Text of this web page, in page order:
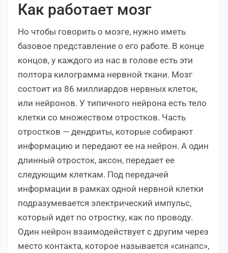
Как работает мозг
Но чтобы говорить о мозге, нужно иметь
базовое представление о его работе. В конце
концов, у каждого из нас в голове есть эти
полтора килограмма нервной ткани. Мозг
состоит из 86 миллиардов нервных клеток,
или нейронов. У типичного нейрона есть тело
клетки со множеством отростков. Часть
отростков — дендриты, которые собирают
информацию и передают ее на нейрон. А один
длинный отросток, аксон, передает ее
следующим клеткам. Под передачей
информации в рамках одной нервной клетки
подразумевается электрический импульс,
который идет по отростку, как по проводу.
Один нейрон взаимодействует с другим через
место контакта, которое называется «синапс»,